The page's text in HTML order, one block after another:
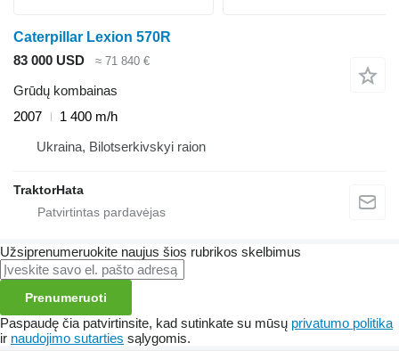
Caterpillar Lexion 570R
83 000 USD
≈ 71 840 €
Grūdų kombainas
2007
1 400 m/h
Ukraina, Bilotserkivskyi raion
TraktorHata
Užsiprenumeruokite naujus šios rubrikos skelbimus
Prenumeruoti
Paspaudę čia patvirtinsite, kad sutinkate su mūsų privatumo politika
ir naudojimo sutarties sąlygomis.